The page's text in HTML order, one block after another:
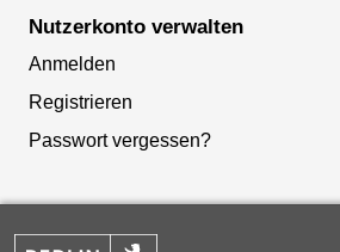
Nutzerkonto verwalten
Anmelden
Registrieren
Passwort vergessen?